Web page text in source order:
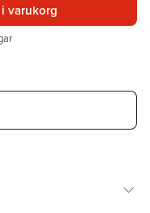
varukorg